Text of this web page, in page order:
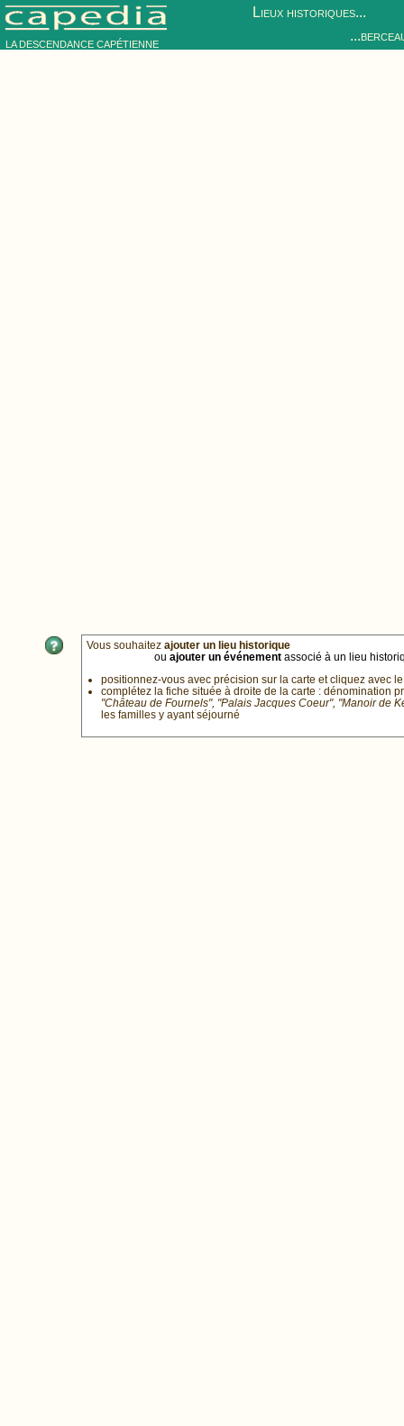
LA DESCENDANCE CAPÉTIENNE
Lieux historiques...
Vous souhaitez ajouter un lieu historique
ou ajouter un événement associé à un lieu
positionnez-vous avec précision sur la carte et cliquez avec
complétez la fiche située à droite de la carte : dénomination
"Château de Fournels", "Palais Jacques Coeur", "Manoir de
les familles y ayant séjourné